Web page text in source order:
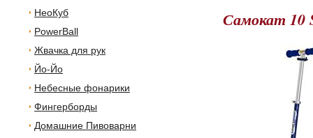
НеоКуб
PowerBall
Жвачка для рук
Йо-Йо
Небесные фонарики
Фингерборды
Домашние Пивоварни
Самокат 10